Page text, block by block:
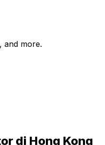
and more.
di Hong Kong